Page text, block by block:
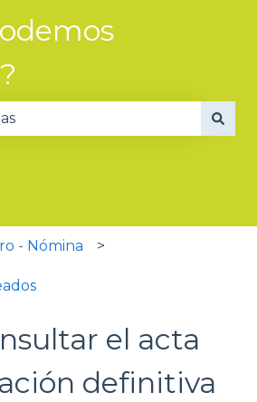
- Nómina
el acta
definitiva